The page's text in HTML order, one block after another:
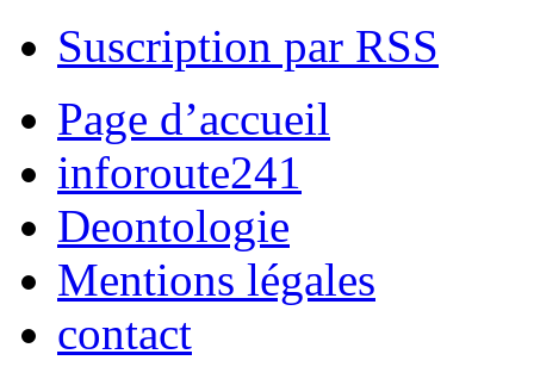
Suscription par RSS
Page d’accueil
inforoute241
Deontologie
Mentions légales
contact